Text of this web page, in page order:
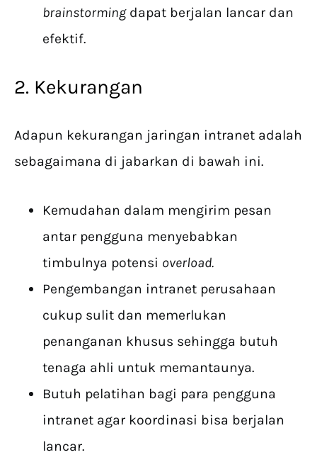
brainstormingdapat berjalan lancar dan
efektif.
2. Kekurangan
Adapun kekurangan jaringan intranet adalah
sebagaimana di jabarkan di bawah ini.
Kemudahan dalam mengirim pesan
antar pengguna menyebabkan
timbulnya potensi overload.
Pengembangan intranet perusahaan
cukup sulit dan memerlukan
penanganan khusus sehingga butuh
tenaga ahli untuk memantaunya.
Butuh pelatihan bagi para pengguna
intranet agar koordinasi bisa berjalan
lancar.